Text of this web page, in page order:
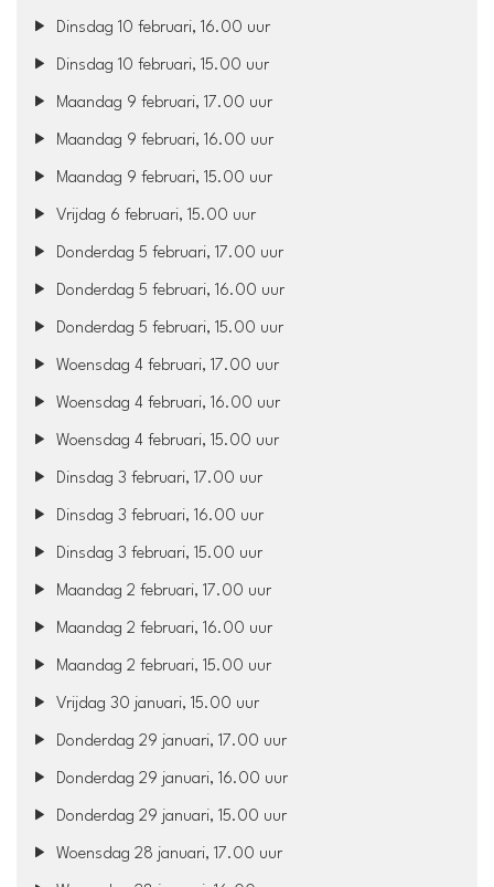
Dinsdag 10 februari, 16.00 uur
Dinsdag 10 februari, 15.00 uur
Maandag 9 februari, 17.00 uur
Maandag 9 februari, 16.00 uur
Maandag 9 februari, 15.00 uur
Vrijdag 6 februari, 15.00 uur
Donderdag 5 februari, 17.00 uur
Donderdag 5 februari, 16.00 uur
Donderdag 5 februari, 15.00 uur
Woensdag 4 februari, 17.00 uur
Woensdag 4 februari, 16.00 uur
Woensdag 4 februari, 15.00 uur
Dinsdag 3 februari, 17.00 uur
Dinsdag 3 februari, 16.00 uur
Dinsdag 3 februari, 15.00 uur
Maandag 2 februari, 17.00 uur
Maandag 2 februari, 16.00 uur
Maandag 2 februari, 15.00 uur
Vrijdag 30 januari, 15.00 uur
Donderdag 29 januari, 17.00 uur
Donderdag 29 januari, 16.00 uur
Donderdag 29 januari, 15.00 uur
Woensdag 28 januari, 17.00 uur